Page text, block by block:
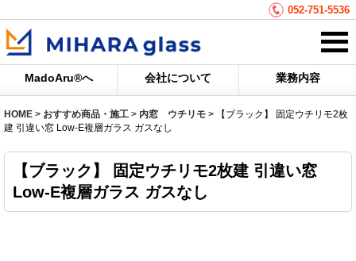
052-751-5536
MadoAru®へ 会社について 業務内容
HOME > おすすめ商品・施工 > 内窓 ウチリモ >
【ブラック】 固定ウチリモ2枚
建 引違い窓 Low-E複層ガラス ガスなし
【ブラック】 固定ウチリモ2枚建 引違い窓
Low-E複層ガラス ガスなし